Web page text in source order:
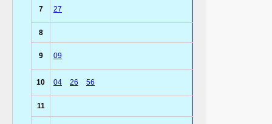
7 27
8
9 09
10 04 26 56
11